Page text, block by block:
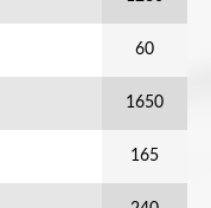
60
1650
165